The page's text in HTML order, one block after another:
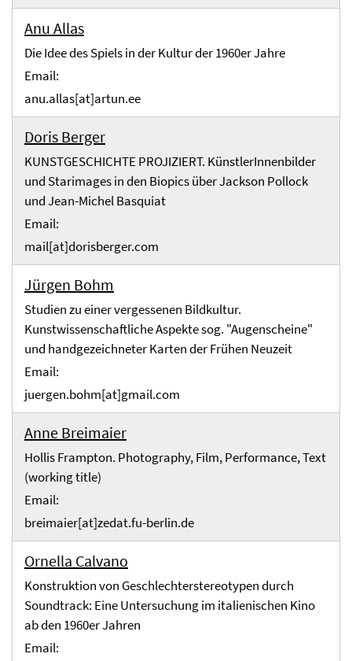
Anu Allas
Die Idee des Spiels in der Kultur der 1960er Jahre
Email:
anu.allas[at]artun.ee
Doris Berger
KUNSTGESCHICHTE PROJIZIERT. KünstlerInnenbilder
und Starimages in den Biopics über Jackson Pollock
und Jean-Michel Basquiat
Email:
mail[at]dorisberger.com
Jürgen Bohm
Studien zu einer vergessenen Bildkultur.
Kunstwissenschaftliche Aspekte sog. "Augenscheine"
und handgezeichneter Karten der Frühen Neuzeit
Email:
juergen.bohm[at]gmail.com
Anne Breimaier
Hollis Frampton. Photography, Film, Performance, Text
(working title)
Email:
breimaier[at]zedat.fu-berlin.de
Ornella Calvano
Konstruktion von Geschlechterstereotypen durch
Soundtrack: Eine Untersuchung im italienischen Kino
ab den 1960er Jahren
Email: